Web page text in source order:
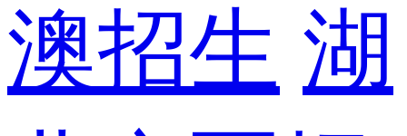
澳招生 湖